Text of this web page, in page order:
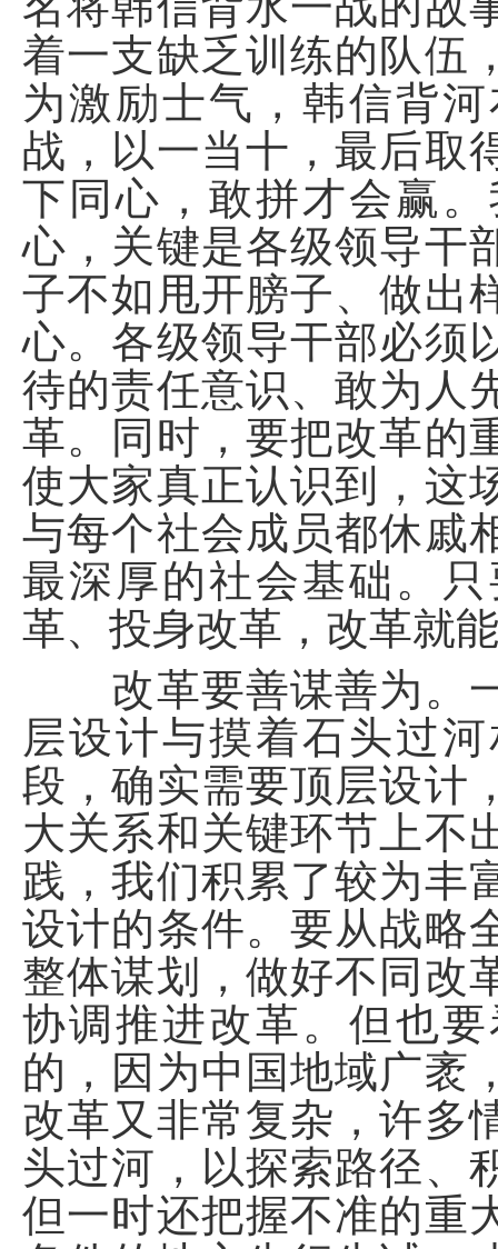
着一支缺乏训练的队伍
为激励士气，韩信背
战，以一当十，最后取
下同心，敢拼才会赢
心，关键是各级领导干
子不如甩开膀子、做出
心。各级领导干部必须
待的责任意识、敢为人
革。同时，要把改革的
使大家真正认识到，这
与每个社会成员都休戚
最深厚的社会基础。
革、投身改革，改革就
改革要善谋善为。一
层设计与摸着石头过
段，确实需要顶层设计
大关系和关键环节上不
践，我们积累了较为丰
设计的条件。要从战略
整体谋划，做好不同改
协调推进改革。但也
的，因为中国地域广袤
改革又非常复杂，许多
头过河，以探索路径、
但一时还把握不准的重